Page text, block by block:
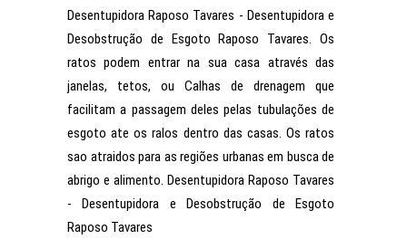
Desentupidora Raposo Tavares - Desentupidora e
Desobstrução de Esgoto Raposo Tavares. Os
ratos podem entrar na sua casa através das
janelas, tetos, ou Calhas de drenagem que
facilitam a passagem deles pelas tubulações de
esgoto ate os ralos dentro das casas. Os ratos
sao atraidos para as regiões urbanas em busca de
abrigo e alimento. Desentupidora Raposo Tavares
- Desentupidora e Desobstrução de Esgoto
Raposo Tavares